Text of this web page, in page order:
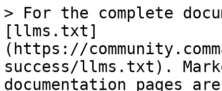
> For the complete
[llms.txt]
(https://
success/llms.txt).
documentation pages